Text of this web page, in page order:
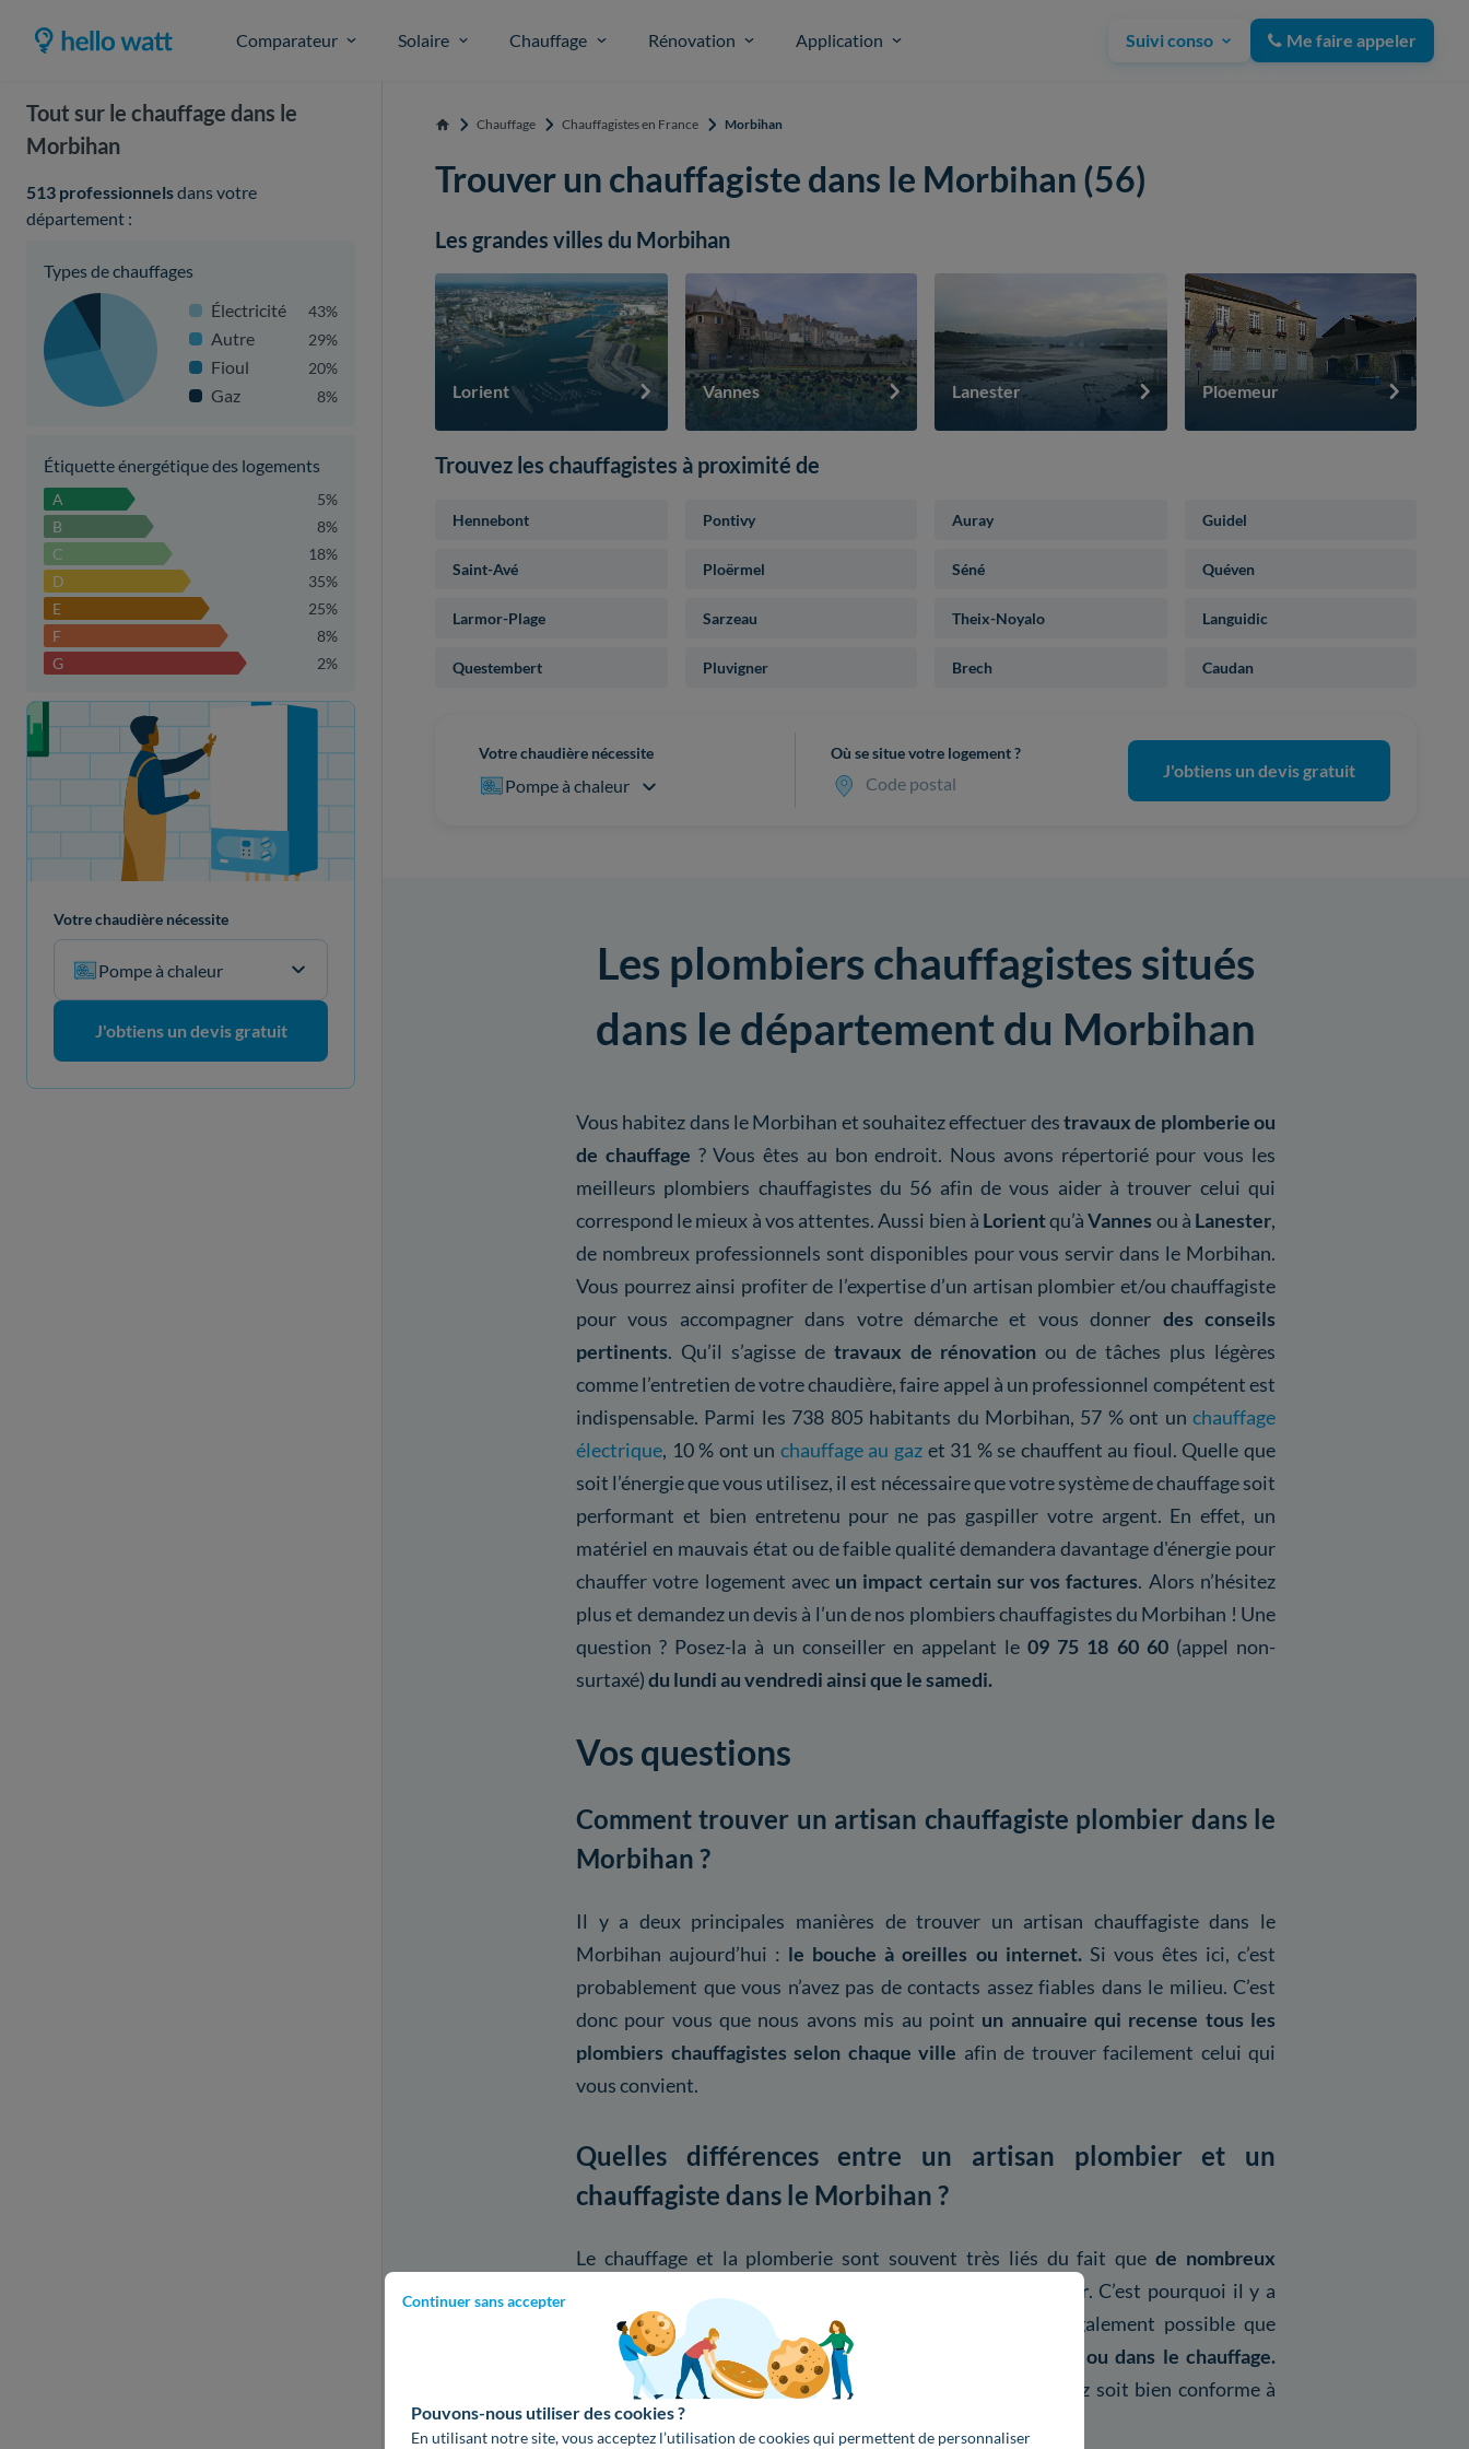
Comparateur Solaire Chauffage Rénovation Application Suivi conso Me faire appeler
Continuer sans accepter
Pouvons-nous utiliser des cookies ?
En utilisant notre site, vous acceptez l’utilisation de cookies qui permettent de personnaliser
Tout sur le chauffage dans le
Morbihan
513 professionnelsdans votre
département :
Types de chauffages
Électricité
43%
Autre 29%
Fioul 20%
Gaz 8%
Étiquette énergétique des logements
A
5%
B
8%
C
18%
D
35%
E
25%
F
8%
G
2%
Votre projet de rénovation
Votre chaudière nécessite
Pompe à chaleur
J'obtiens un devis gratuit
Accueil Chauffage Chauffagistes en France Morbihan
Trouver un chauffagiste dans le Morbihan (56)
Les grandes villes du Morbihan
Lorient Vannes Lanester Ploemeur
Trouvez les chauffagistes à proximité de
Hennebont Pontivy Auray Guidel
Saint-Avé Ploërmel Séné Quéven
Larmor-Plage Sarzeau Theix-Noyalo Languidic
Questembert Pluvigner Brech Caudan
Votre chaudière nécessite
Pompe à chaleur
Où se situe votre logement ?
Code postal
J'obtiens un devis gratuit
Les plombiers chauffagistes situés
dans le département du Morbihan
Vous habitez dans le Morbihan et souhaitez effectuer destravaux de plomberie ou
de chauffage ? Vous êtes au bon endroit. Nous avons répertorié pour vous les
meilleurs plombiers chauffagistes du 56 afin de vous aider à trouver celui qui
correspond le mieux à vos attentes. Aussi bien à Lorientqu’àVannes ou à Lanester,
de nombreux professionnels sont disponibles pour vous servir dans le Morbihan.
Vous pourrez ainsi profiter de l’expertise d’un artisan plombier et/ou chauffagiste
pour vous accompagner dans votre démarche et vous donner des conseils
pertinents. Qu’il s’agisse de travaux de rénovation ou de tâches plus légères
comme l’entretien de votre chaudière, faire appel à un professionnel compétent est
indispensable. Parmi les 738 805 habitants du Morbihan, 57 % ont un chauffage
électrique, 10 % ont un chauffage au gazet 31 % se chauffent au fioul. Quelle que
soit l’énergie que vous utilisez, il est nécessaire que votre système de chauffage soit
performant et bien entretenu pour ne pas gaspiller votre argent. En effet, un
matériel en mauvais état ou de faible qualité demandera davantage d'énergie pour
chauffer votre logement avec un impact certain sur vos factures. Alors n’hésitez
plus et demandez un devis à l’un de nos plombiers chauffagistes du Morbihan ! Une
question ? Posez-la à un conseiller en appelant le09 75 18 60 60(appel non-
surtaxé)du lundi au vendredi ainsi que le samedi.
Vos questions
Comment trouver un artisan chauffagiste plombier dans le
Morbihan ?
Il y a deux principales manières de trouver un artisan chauffagiste dans le
Morbihan aujourd’hui : le bouche à oreilles ou internet. Si vous êtes ici, c’est
probablement que vous n’avez pas de contacts assez fiables dans le milieu. C’est
donc pour vous que nous avons mis au point un annuaire qui recense tous les
plombiers chauffagistes selon chaque ville afin de trouver facilement celui qui
vous convient.
Quelles différences entre un artisan plombier et un
chauffagiste dans le Morbihan ?
Le chauffage et la plomberie sont souvent très liés du fait quede nombreux
systèmes de chauffage utilisent de l’eau pour fonctionner. C’est pourquoi il y a
beaucoup de plombiers chauffagistes. Toutefois, il est également possible que
l’artisan soitexclusivement spécialisé dans la plomberie ou dans le chauffage.
Vérifiez donc bien que le professionnel que vous choisissez soit bien conforme à
vos attentes.